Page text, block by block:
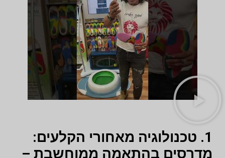
1. טכנולוגיה מאחורי הקלעים:
מדרסים בהתאמה ממוחשבת –